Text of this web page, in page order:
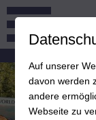
Auf unserer
davon werden
andere
Webseite zu